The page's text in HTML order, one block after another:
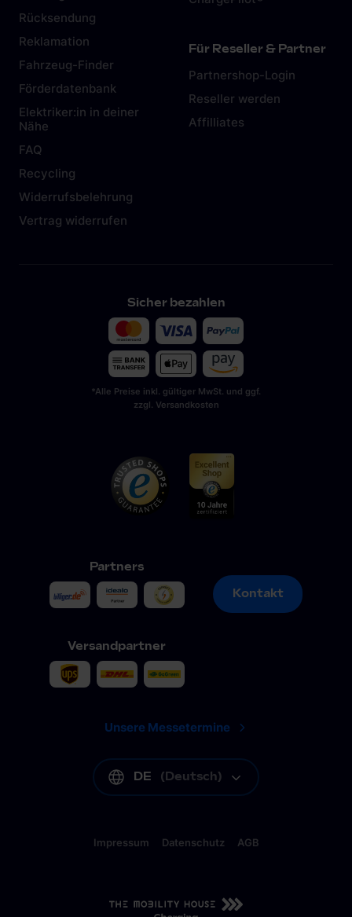
Rücksendung
Reklamation
Fahrzeug-Finder
Förderdatenbank
Elektriker:in in deiner
Nähe
FAQ
Recycling
Widerrufsbelehrung
Vertrag widerrufen
Für Reseller & Partner
Partnershop-Login
Reseller werden
Affilliates
Sicher bezahlen
*Alle Preise inkl. gültiger MwSt. und ggf.
zzgl. Versandkosten
Partners
Versandpartner
Kontakt
Kontakt
Unsere Messetermine
DE (Deutsch)
Impressum Datenschutz AGB